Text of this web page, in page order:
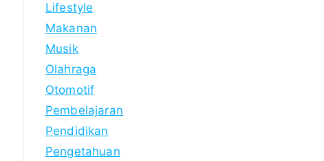
Lifestyle
Makanan
Musik
Olahraga
Otomotif
Pembelajaran
Pendidikan
Pengetahuan